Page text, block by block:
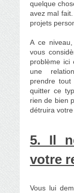
quelque
avez mal
projets
A ce
vous
problème ici
une
prendre
quitter ce
rien de bien
détruira
5. Il
votre
Vous lui